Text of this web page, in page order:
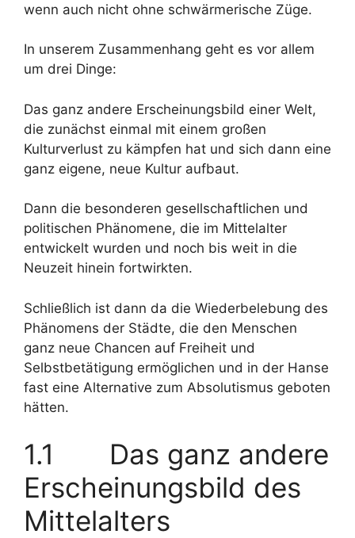
wenn auch nicht ohne schwärmerische Züge.
In unserem Zusammenhang geht es vor allem
um drei Dinge:
Das ganz andere Erscheinungsbild einer Welt,
die zunächst einmal mit einem großen
Kulturverlust zu kämpfen hat und sich dann eine
ganz eigene, neue Kultur aufbaut.
Dann die besonderen gesellschaftlichen und
politischen Phänomene, die im Mittelalter
entwickelt wurden und noch bis weit in die
Neuzeit hinein fortwirkten.
Schließlich ist dann da die Wiederbelebung des
Phänomens der Städte, die den Menschen
ganz neue Chancen auf Freiheit und
Selbstbetätigung ermöglichen und in der Hanse
fast eine Alternative zum Absolutismus geboten
hätten.
1.1 Das ganz andere
Erscheinungsbild des
Mittelalters